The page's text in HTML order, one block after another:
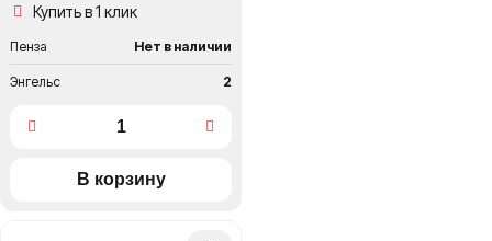
Купить в 1 клик
Пенза Нет в наличии
Энгельс 2